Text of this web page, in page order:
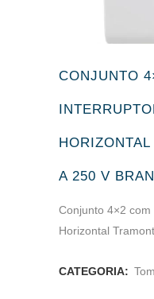
CONJUNTO
A 250 V
Conjunto 4×2
Horizontal
CATEGORIA: